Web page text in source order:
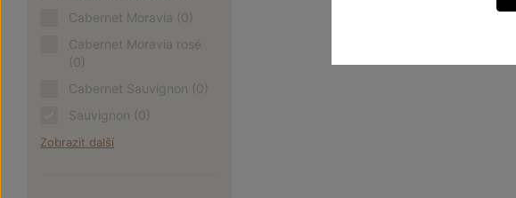
Cabernet Moravia (0)
Cabernet Moravia rosé
(0)
Cabernet Sauvignon (0)
Sauvignon (0)
Zobrazit další